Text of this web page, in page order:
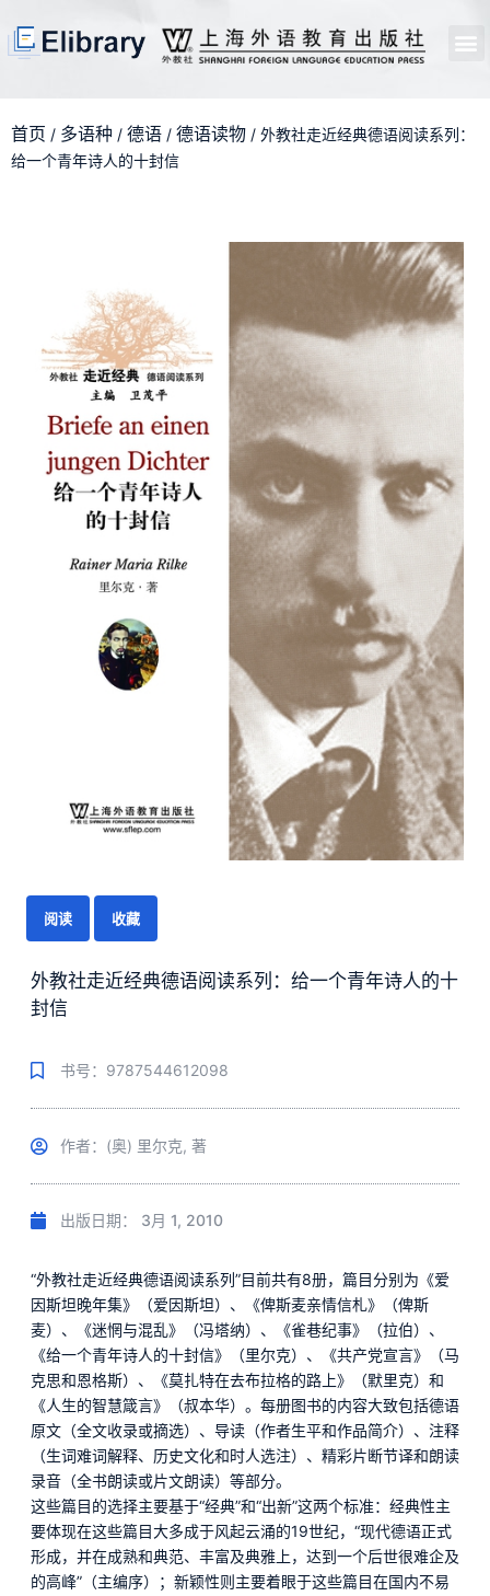
首页 / 多语种 / 德语 / 德语读物 / 外教社走近经典德语阅读系列：
给一个青年诗人的十封信
阅读 收藏
外教社走近经典德语阅读系列：给一个青年诗人的十
封信
书号：9787544612098
作者：(奥) 里尔克, 著
出版日期： 3月 1, 2010
“外教社走近经典德语阅读系列”目前共有8册，篇目分别为《爱
因斯坦晚年集》（爱因斯坦）、《俾斯麦亲情信札》（俾斯
麦）、《迷惘与混乱》（冯塔纳）、《雀巷纪事》（拉伯）、
《给一个青年诗人的十封信》（里尔克）、《共产党宣言》（马
克思和恩格斯）、《莫扎特在去布拉格的路上》（默里克）和
《人生的智慧箴言》（叔本华）。每册图书的内容大致包括德语
原文（全文收录或摘选）、导读（作者生平和作品简介）、注释
（生词难词解释、历史文化和时人选注）、精彩片断节译和朗读
录音（全书朗读或片文朗读）等部分。
这些篇目的选择主要基于“经典”和“出新”这两个标准：经典性主
要体现在这些篇目大多成于风起云涌的19世纪，“现代德语正式
形成，并在成熟和典范、丰富及典雅上，达到一个后世很难企及
的高峰”（主编序）；新颖性则主要着眼于这些篇目在国内不易